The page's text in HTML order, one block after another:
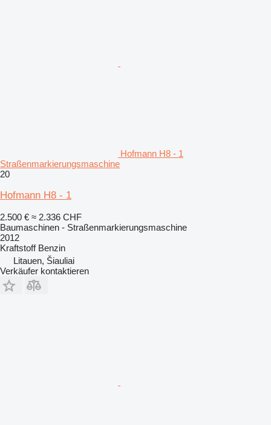
Hofmann H8 - 1
Straßenmarkierungsmaschine
20
Hofmann H8 - 1
2.500 € ≈ 2.336 CHF
Baumaschinen - Straßenmarkierungsmaschine
2012
Kraftstoff Benzin
Litauen, Šiauliai
Verkäufer kontaktieren